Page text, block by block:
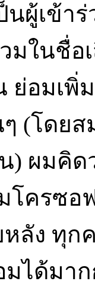
นผู้เข้า
มในชื่อ
ย่อมเ
ๆ (โดย
) ผมคิด
โครซอ
หลัง ทุ
มได้มา